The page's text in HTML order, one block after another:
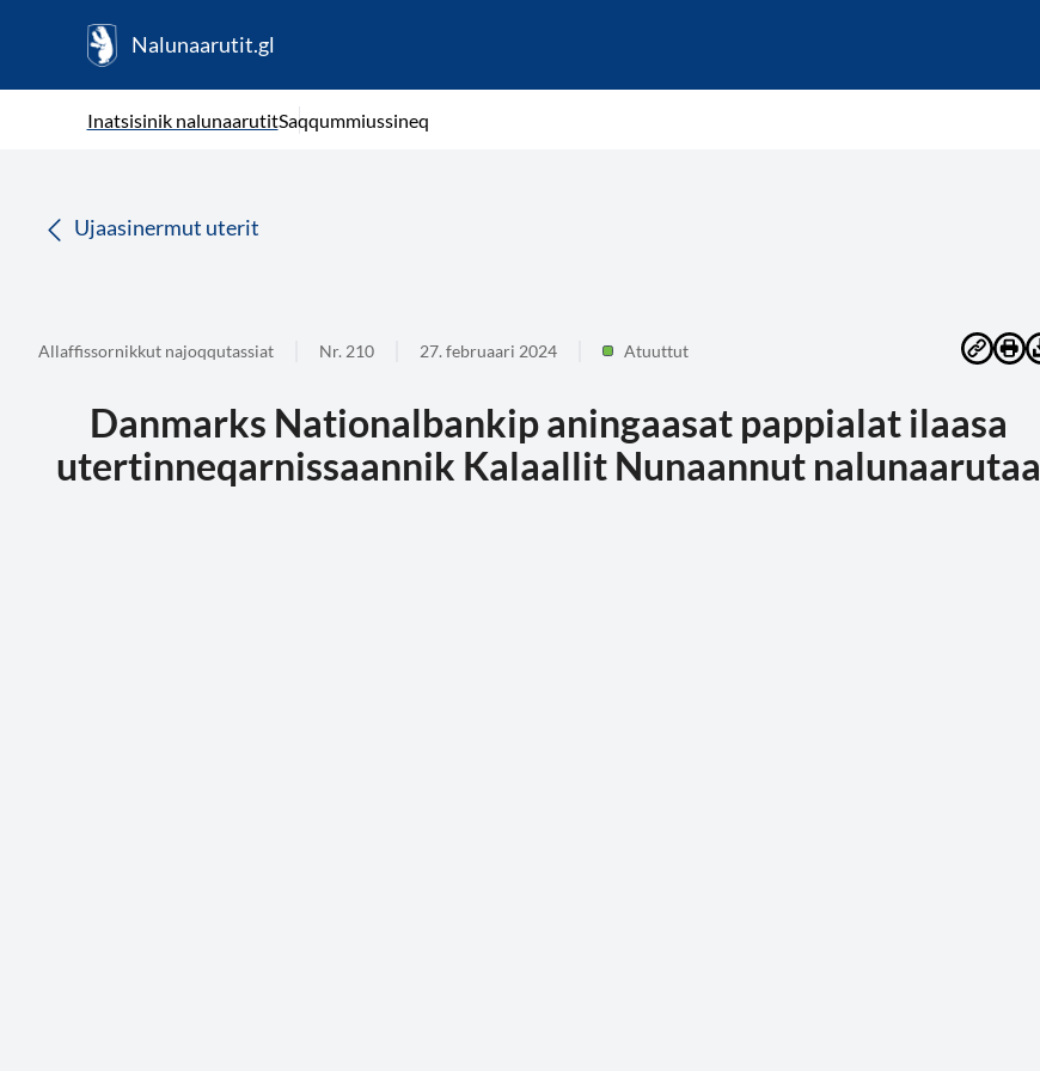
Nalunaarutit.gl
Inatsisinik nalunaarutitSaqqummiussineq
Ujaasinermut uterit
Allaffissornikkut najoqqutassiat Nr. 210 27. februaari 2024 Atuuttut
Danmarks Nationalbankip aningaasat pappialat ilaasa
utertinneqarnissaannik Kalaallit Nunaannut nalunaarutaa